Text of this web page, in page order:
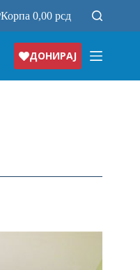
Корпа0,00рсд
ДОНИРАЈ